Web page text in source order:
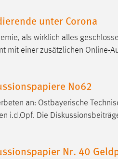
unter Corona
als wirklich alles
mit einer zusätzlichen Online-
No62
an: Ostbayerische
i.d.Opf. Die
Nr. 40
speichert die
Einverständnis-Optionen
Seitenauslieferung wird